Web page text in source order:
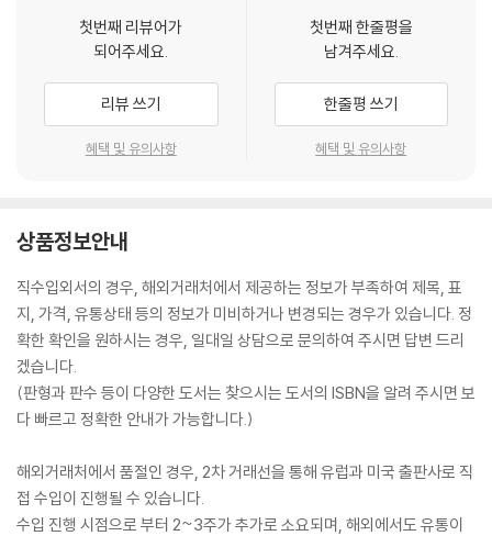
at to our species.
ight-years away, he's got to do it all alone.
Or does he?
magine it, Project Hail Mary is a tale of discovery, speculation,
and survival to rival The Martian -- while taking us to places it n
ever dreamed of going.
첫번째 리뷰어가
되어주세요.
리뷰 쓰기
혜택 및 유의사항
첫번째 한줄평을
남겨주세요.
한줄평 쓰기
혜택 및 유의사항
상품정보안내
직수입외서의 경우, 해외거래처에서 제공하는 정보가 부족하여 제목, 표
지, 가격, 유통상태 등의 정보가 미비하거나 변경되는 경우가 있습니다. 정
확한 확인을 원하시는 경우, 일대일 상담으로 문의하여 주시면 답변 드리
겠습니다.
(판형과 판수 등이 다양한 도서는 찾으시는 도서의 ISBN을 알려 주시면 보
다 빠르고 정확한 안내가 가능합니다.)
해외거래처에서 품절인 경우, 2차 거래선을 통해 유럽과 미국 출판사로 직
접 수입이 진행될 수 있습니다.
수입 진행 시점으로 부터 2~3주가 추가로 소요되며, 해외에서도 유통이